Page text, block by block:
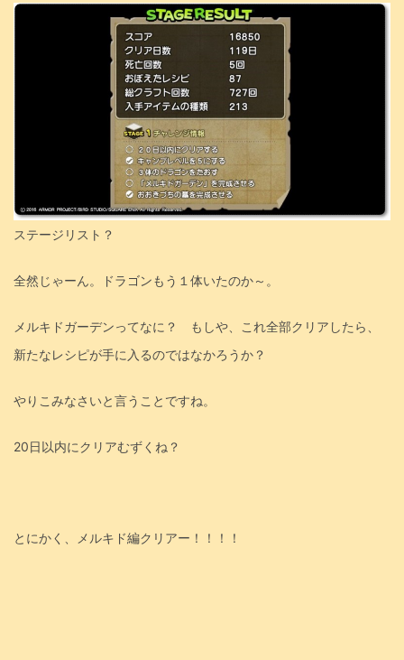
ステージリスト？
全然じゃーん。ドラゴンもう１体いたのか～。
メルキドガーデンってなに？ もしや、これ全部クリアしたら、
新たなレシピが手に入るのではなかろうか？
やりこみなさいと言うことですね。
20日以内にクリアむずくね？
とにかく、メルキド編クリアー！！！！